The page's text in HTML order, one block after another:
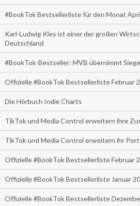
#BookTok Bestsellerliste für den Monat
Karl-Ludwig Kley ist einer der großen
Deutschland
#BookTok-Bestseller: MVB übernimmt
Offizielle #BookTok Bestsellerliste Februar
Die Hörbuch Indie Charts
TikTok und Media Control erweitern ihre
TikTok und Media Control erweitern ihr
Offizielle #BookTok Bestsellerliste Februar
Offizielle #BookTok Bestsellerliste Januar
Offizielle #BookTok Bestsellerliste